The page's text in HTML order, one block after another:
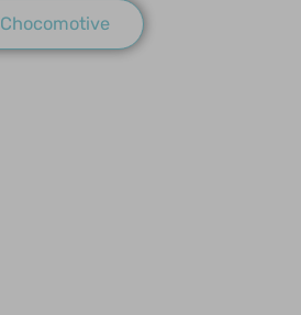
Chocomotive